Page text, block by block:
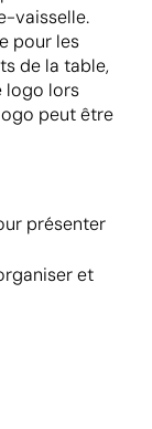
vaisselle.
pour les
de la table,
logo lors
peut être
présenter
et